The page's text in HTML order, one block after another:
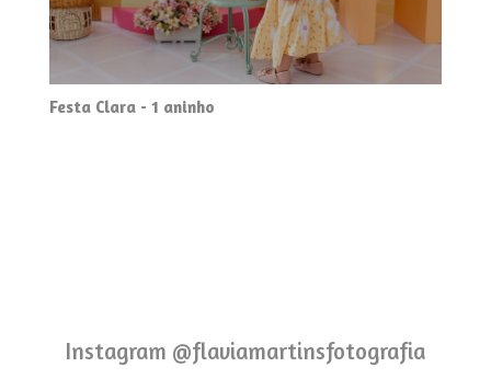
Festa Clara - 1 aninho
Instagram @flaviamartinsfotografia